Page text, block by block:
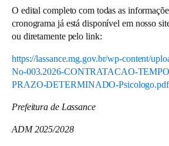
O edital completo com todas as
cronograma já está disponível em nosso
ou diretamente pelo link:
https://lassance.mg.gov.br/wp-content/
No-003.2026-CONTRATACAO-
PRAZO-DETERMINADO-Psicologo.pdf
Prefeitura de Lassance
ADM 2025/2028